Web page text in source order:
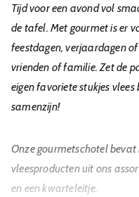
Tijd voor een avond vol
de tafel. Met gourmet is er
feestdagen, verjaardagen
vrienden of familie. Zet de
eigen favoriete stukjes
samenzijn!
Onze gourmetschotel
vleesproducten uit ons
en een kwarteleitje.